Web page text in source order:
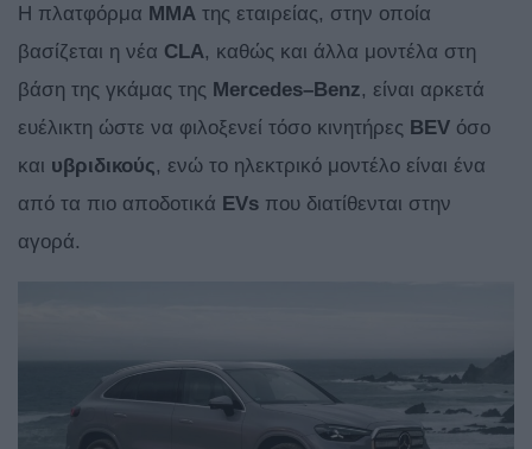
Η πλατφόρμα MMA της εταιρείας, στην οποία
βασίζεται η νέα CLA, καθώς και άλλα μοντέλα στη
βάση της γκάμας της Mercedes–Benz, είναι αρκετά
ευέλικτη ώστε να φιλοξενεί τόσο κινητήρες BEV όσο
και υβριδικούς, ενώ το ηλεκτρικό μοντέλο είναι ένα
από τα πιο αποδοτικά EVs που διατίθενται στην
αγορά.